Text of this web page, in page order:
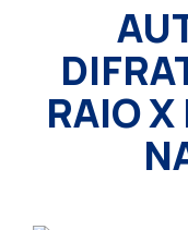
RAIO